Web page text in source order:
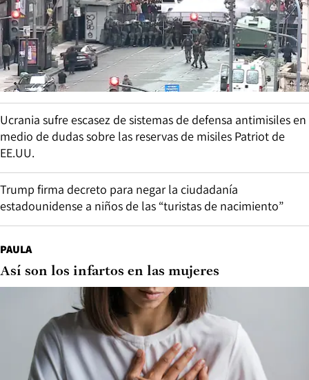
Ucrania sufre escasez de sistemas de defensa antimisiles en
medio de dudas sobre las reservas de misiles Patriot de
EE.UU.
Trump firma decreto para negar la ciudadanía
estadounidense a niños de las “turistas de nacimiento”
PAULA
Así son los infartos en las mujeres